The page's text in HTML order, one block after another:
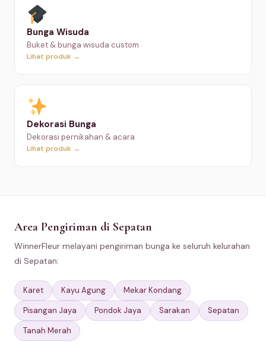
Bunga Wisuda
Buket & bunga wisuda custom
Lihat produk →
Dekorasi Bunga
Dekorasi pernikahan & acara
Lihat produk →
Area Pengiriman di Sepatan
WinnerFleur melayani pengiriman bunga ke seluruh kelurahan
di Sepatan:
Karet Kayu Agung
Mekar Kondang
Pisangan Jaya
Pondok Jaya Sarakan
Sepatan
Tanah Merah